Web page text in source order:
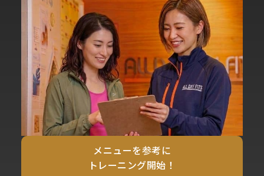
メニューを参考に
トレーニング開始！